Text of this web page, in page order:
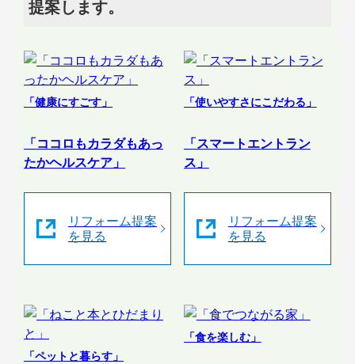
提案します。
「健康にすごす」
「ココロもカラダもあっ
たかヘルスケア」
リフォーム提案
を見る
「使いやすさにこだわる」
「スマートエントラン
ス」
リフォーム提案
を見る
「ペットと暮らす」
「食を楽しむ」